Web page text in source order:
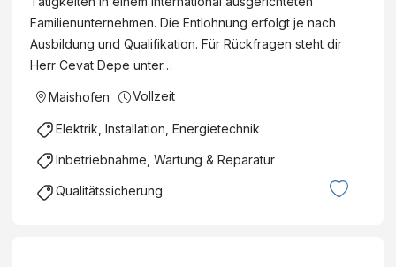
Familienunternehmen. Die Entlohnung erfolgt je nach
Ausbildung und Qualifikation. Für Rückfragen steht dir
Herr Cevat Depe unter…
Maishofen Vollzeit
Elektrik, Installation, Energietechnik
Inbetriebnahme, Wartung & Reparatur
Qualitätssicherung